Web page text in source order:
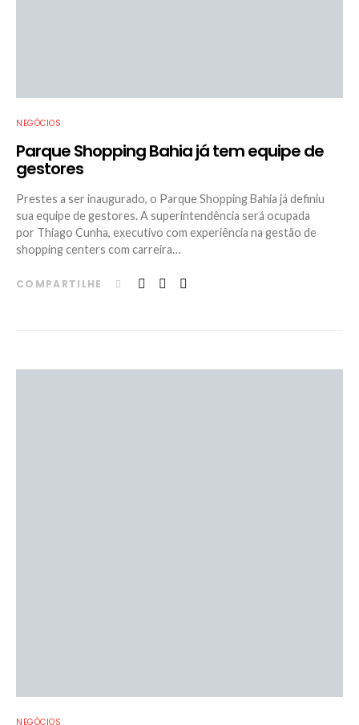
NEGÓCIOS
Parque Shopping Bahia já tem equipe de
gestores
Prestes a ser inaugurado, o Parque Shopping Bahia já definiu
sua equipe de gestores. A superintendência será ocupada
por Thiago Cunha, executivo com experiência na gestão de
shopping centers com carreira…
COMPARTILHE
NEGÓCIOS